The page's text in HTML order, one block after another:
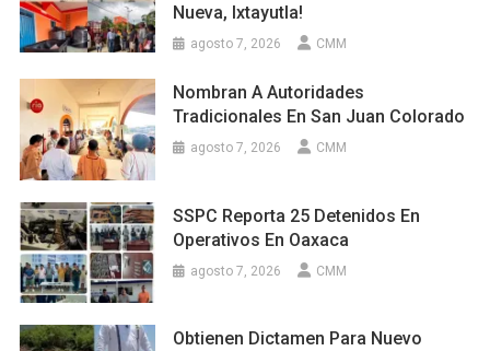
Nueva, Ixtayutla!
agosto 7, 2026 CMM
Nombran A Autoridades
Tradicionales En San Juan Colorado
agosto 7, 2026 CMM
SSPC Reporta 25 Detenidos En
Operativos En Oaxaca
agosto 7, 2026 CMM
Obtienen Dictamen Para Nuevo